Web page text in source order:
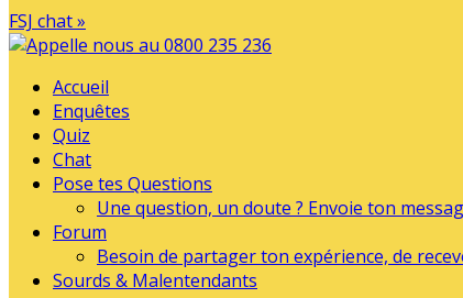
FSJ chat »
Accueil
Enquêtes
Quiz
Chat
Pose tes Questions
Une question, un doute ? Envoie ton
Forum
Besoin de partager ton expérience, de
Sourds & Malentendants